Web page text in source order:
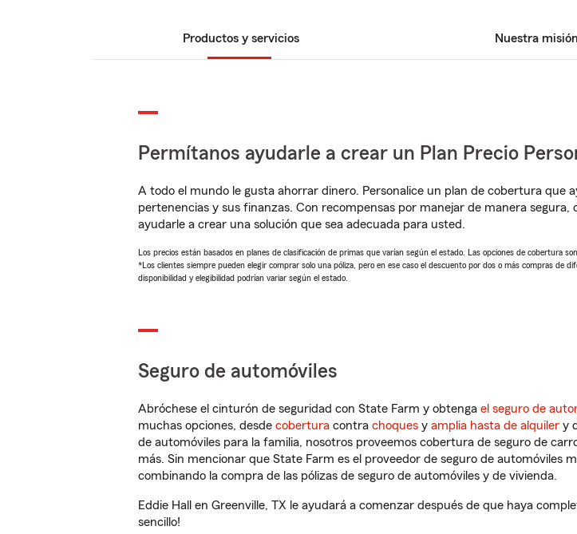
Productos y servicios Nuestra misión
Permítanos ayudarle a crear un Plan Precio
A todo el mundo le gusta ahorrar dinero. Personalice un plan de cobertura que
pertenencias y sus finanzas. Con recompensas por manejar de manera
ayudarle a crear una solución que sea adecuada para usted.
Los precios están basados en planes de clasificación de primas que varían según el estado. Las opciones de cobertura
*Los clientes siempre pueden elegir comprar solo una póliza, pero en ese caso el descuento por dos o más compras de
disponibilidad y elegibilidad podrían variar según el estado.
Seguro de automóviles
Abróchese el cinturón de seguridad con State Farm y obtenga el seguro de
muchas opciones, desde cobertura contra choques y amplia hasta de alquiler y
de automóviles para la familia, nosotros proveemos cobertura de seguro de
más. Sin mencionar que State Farm es el proveedor de seguro de automóviles
combinando la compra de las pólizas de seguro de automóviles y de vivienda.
Eddie Hall en Greenville, TX le ayudará a comenzar después de que haya
sencillo!